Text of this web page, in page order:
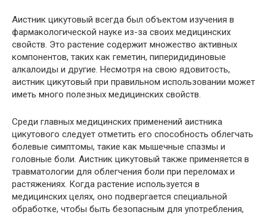
Аистник цикутовый всегда был объектом изучения в
фармакологической науке из-за своих медицинских
свойств. Это растение содержит множество активных
компонентов, таких как геметин, пиперидидиновые
алкалоиды и другие. Несмотря на свою ядовитость,
аистник цикутовый при правильном использовании может
иметь много полезных медицинских свойств.
Среди главных медицинских применений аистника
цикутового следует отметить его способность облегчать
болевые симптомы, такие как мышечные спазмы и
головные боли. Аистник цикутовый также применяется в
травматологии для облегчения боли при переломах и
растяжениях. Когда растение используется в
медицинских целях, оно подвергается специальной
обработке, чтобы быть безопасным для употребления,